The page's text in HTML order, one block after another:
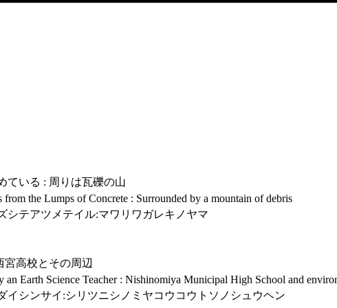
ている : 周りは瓦礫の山
the Lumps of Concrete : Surrounded by a mountain of debris
シテアツメテイル:マワリワガレキノヤマ
高校とその周辺
an Earth Science Teacher : Nishinomiya Municipal High School and
イシンサイ:シリツニシノミヤコウコウトソノシュウヘン